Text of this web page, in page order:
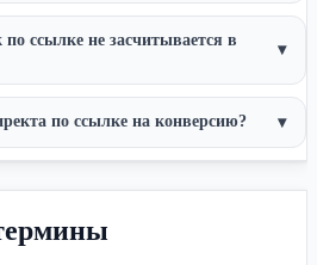
ссылке не засчитывается в
▾
по ссылке на конверсию? ▾